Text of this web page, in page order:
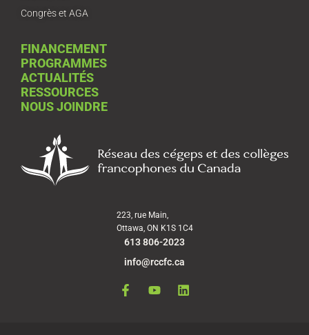
223, rue Main,
Ottawa, ON K1S 1C4
613 806-2023
info@rccfc.ca
Congrès et AGA
FINANCEMENT
PROGRAMMES
ACTUALITÉS
RESSOURCES
NOUS JOINDRE